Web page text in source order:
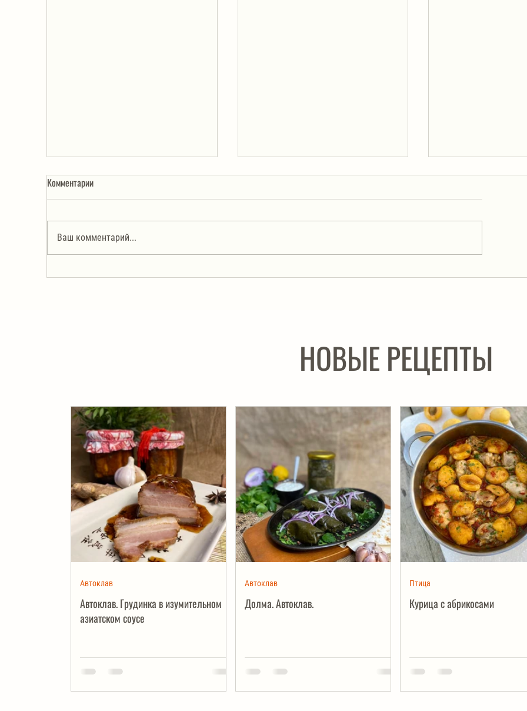
Автоклав. Грудинка в
Комментарии
Ваш комментарий...
НОВЫЕ РЕЦЕПТЫ
Автоклав. Грудинка в изумительном
азиатском соусе
Автоклав
Долма. Автоклав.
Автоклав
Курица с абрикосами
Птица